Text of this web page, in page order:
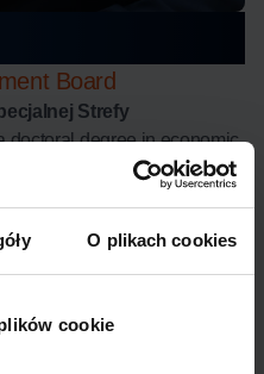
O plikach cookies
cookie
Board
Strefy
doctoral degree in economic
enterprise management. A
with Legnicką